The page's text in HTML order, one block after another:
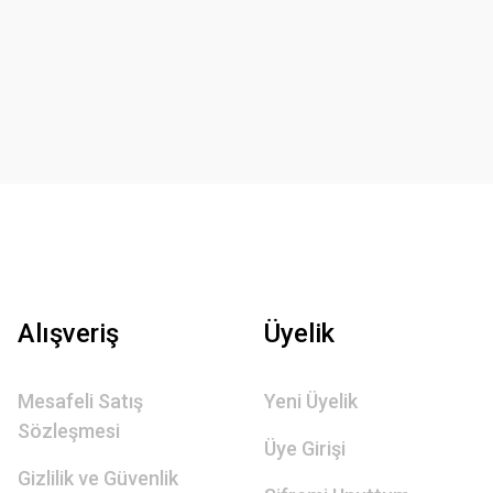
Alışveriş
Mesafeli Satış
Sözleşmesi
Gizlilik ve Güvenlik
Üyelik
Yeni Üyelik
Üye Girişi